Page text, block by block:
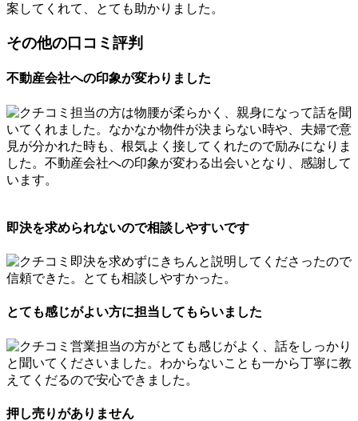
案してくれて、とても助かりました。
その他の口コミ評判
不動産会社への印象が変わりました
担当の方は物腰が柔らかく、親身になって話を聞
いてくれました。なかなか物件が決まらない時や、夫婦で意
見が分かれた時も、根気よく接してくれたので励みになりま
した。不動産会社への印象が変わる出会いとなり、感謝して
います。
即決を求められないので相談しやすいです
即決を求めずにきちんと説明してくださったので
信頼できた。とても相談しやすかった。
とても感じがよい方に担当してもらいました
営業担当の方がとても感じがよく、話をしっかり
と聞いてくださいました。わからないことも一から丁寧に教
えてくだるので安心できました。
押し売りがありません